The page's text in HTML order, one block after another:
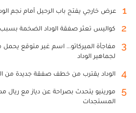
1 عرض خارجي يفتح باب الرحيل أمام نجم
2 كواليس تعثر صفقة الوداد الضخمة
3
مفاجأة الميركاتو... اسم غير متوقع يحمل
لجماهير الوداد
4 الوداد يقترب من خطف صفقة جديدة من
5
مورينيو يتحدث بصراحة عن دياز مع ريال
المستجدات